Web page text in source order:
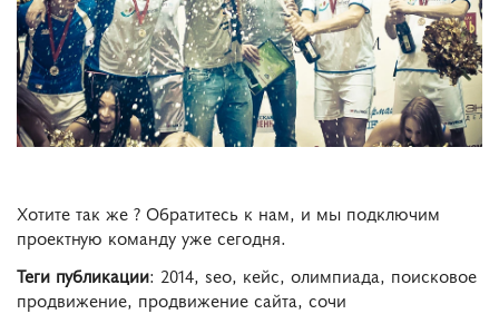
Хотите так же ? Обратитесь к нам, и мы подключим
проектную команду уже сегодня.
Теги публикации: 2014, seo, кейс, олимпиада, поисковое
продвижение, продвижение сайта, сочи